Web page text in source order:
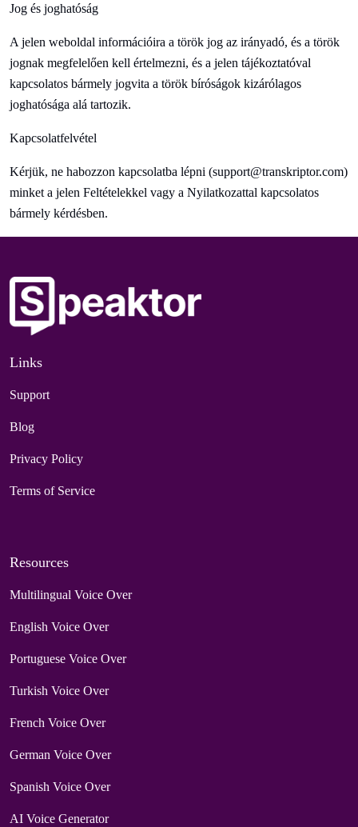
Jog és joghatóság
A jelen weboldal információira a török jog az irányadó, és a török
jognak megfelelően kell értelmezni, és a jelen tájékoztatóval
kapcsolatos bármely jogvita a török bíróságok kizárólagos
joghatósága alá tartozik.
Kapcsolatfelvétel
Kérjük, ne habozzon kapcsolatba lépni (support@transkriptor.com)
minket a jelen Feltételekkel vagy a Nyilatkozattal kapcsolatos
bármely kérdésben.
Links
Support
Blog
Privacy Policy
Terms of Service
Resources
Multilingual Voice Over
English Voice Over
Portuguese Voice Over
Turkish Voice Over
French Voice Over
German Voice Over
Spanish Voice Over
AI Voice Generator